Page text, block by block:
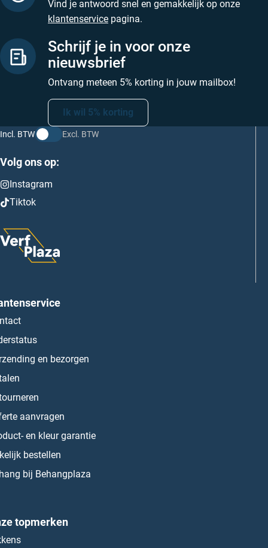
Vind je antwoord snel en gemakkelijk op onze
klantenservice pagina.
Schrijf je in voor onze
nieuwsbrief
Ontvang meteen 5% korting in jouw mailbox!
Ik wil 5% korting
Incl. BTW Excl. BTW
Volg ons op:
Instagram
Tiktok
en bezorgen
aanvragen
en kleur garantie
bestellen
bij Behangplaza
topmerken